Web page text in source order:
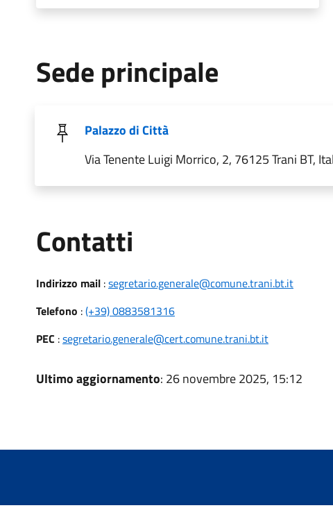
Sede principale
Palazzo di Città
Via Tenente Luigi Morrico, 2, 76125 Trani BT,
Contatti
Indirizzo mail:segretario.generale@comune.trani.bt.it
Telefono :(+39) 0883581316
PEC :segretario.generale@cert.comune.trani.bt.it
Ultimo aggiornamento: 26 novembre 2025, 15:12